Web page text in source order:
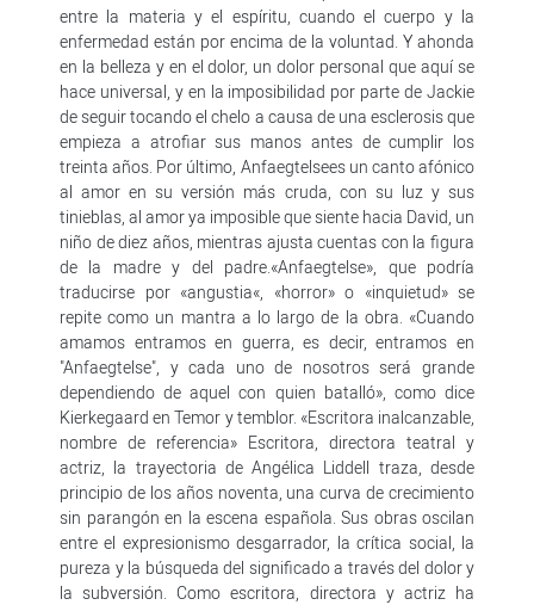
entre la materia y el espíritu, cuando el cuerpo y la
enfermedad están por encima de la voluntad. Y ahonda
en la belleza y en el dolor, un dolor personal que aquí se
hace universal, y en la imposibilidad por parte de Jackie
de seguir tocando el chelo a causa de una esclerosis que
empieza a atrofiar sus manos antes de cumplir los
treinta años. Por último, Anfaegtelsees un canto afónico
al amor en su versión más cruda, con su luz y sus
tinieblas, al amor ya imposible que siente hacia David, un
niño de diez años, mientras ajusta cuentas con la figura
de la madre y del padre.«Anfaegtelse», que podría
traducirse por «angustia«, «horror» o «inquietud» se
repite como un mantra a lo largo de la obra. «Cuando
amamos entramos en guerra, es decir, entramos en
"Anfaegtelse", y cada uno de nosotros será grande
dependiendo de aquel con quien batalló», como dice
Kierkegaard en Temor y temblor. «Escritora inalcanzable,
nombre de referencia» Escritora, directora teatral y
actriz, la trayectoria de Angélica Liddell traza, desde
principio de los años noventa, una curva de crecimiento
sin parangón en la escena española. Sus obras oscilan
entre el expresionismo desgarrador, la crítica social, la
pureza y la búsqueda del significado a través del dolor y
la subversión. Como escritora, directora y actriz ha